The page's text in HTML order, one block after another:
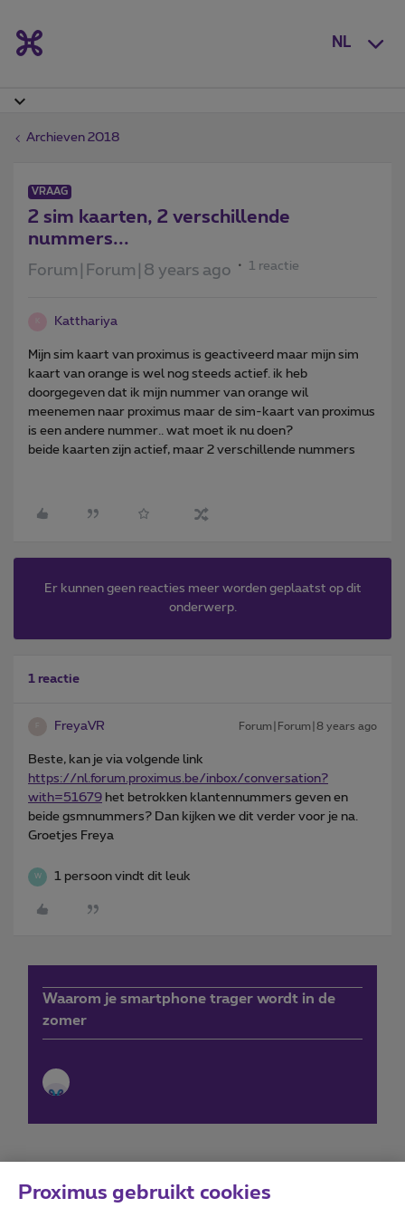
NL
Archieven 2018
VRAAG
2 sim kaarten, 2 verschillende
nummers...
Forum|Forum|8 years ago 1 reactie
Katthariya
Mijn sim kaart van proximus is geactiveerd maar mijn sim
kaart van orange is wel nog steeds actief. ik heb
doorgegeven dat ik mijn nummer van orange wil
meenemen naar proximus maar de sim-kaart van proximus
is een andere nummer.. wat moet ik nu doen?
beide kaarten zijn actief, maar 2 verschillende nummers
Er kunnen geen reacties meer worden geplaatst op dit
onderwerp.
1 reactie
FreyaVR Forum|Forum|8 years ago
Beste, kan je via volgende link
https://nl.forum.proximus.be/inbox/conversation?
with=51679 het betrokken klantennummers geven en
beide gsmnummers? Dan kijken we dit verder voor je na.
Groetjes Freya
W 1 persoon vindt dit leuk
Waarom je smartphone trager wordt in de
zomer
Proximus gebruikt cookies